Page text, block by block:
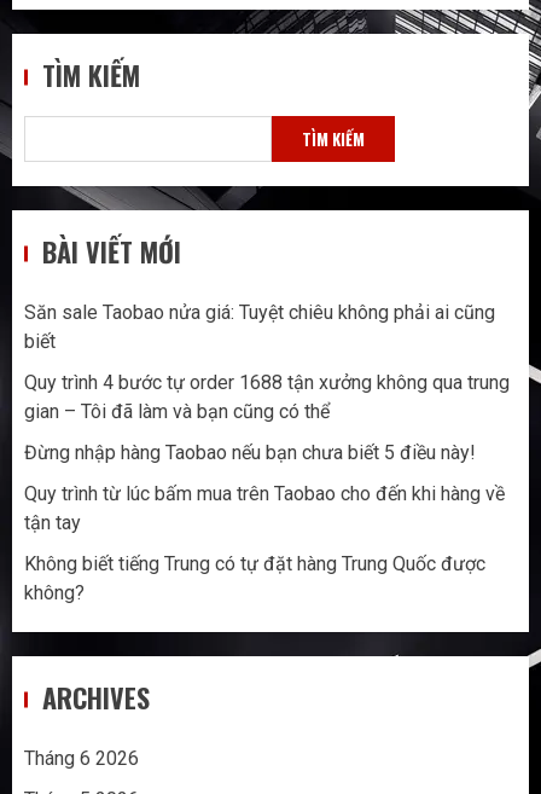
TÌM KIẾM
TÌM KIẾM
BÀI VIẾT MỚI
Săn sale Taobao nửa giá: Tuyệt chiêu không phải ai cũng
biết
Quy trình 4 bước tự order 1688 tận xưởng không qua trung
gian – Tôi đã làm và bạn cũng có thể
Đừng nhập hàng Taobao nếu bạn chưa biết 5 điều này!
Quy trình từ lúc bấm mua trên Taobao cho đến khi hàng về
tận tay
Không biết tiếng Trung có tự đặt hàng Trung Quốc được
không?
ARCHIVES
Tháng 6 2026